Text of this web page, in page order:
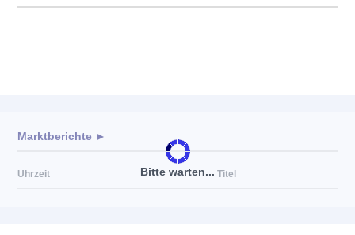
Bitte warten...
Marktberichte ►
Uhrzeit Titel